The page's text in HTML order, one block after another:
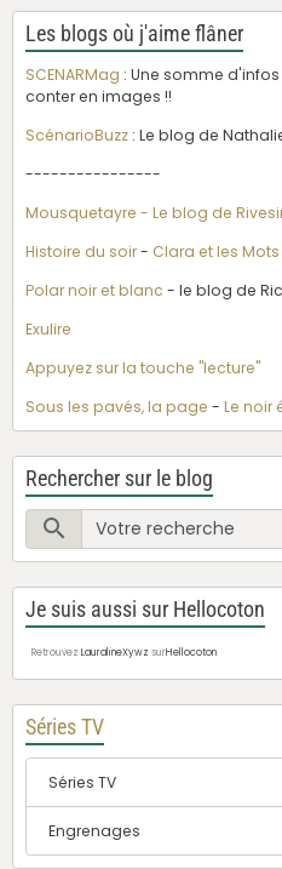
Les blogs où j'aime flâner
SCENARMag : Une somme
conter en images !!
ScénarioBuzz : Le blog de
----------------
Mousquetayre - Le blog de
Histoire du soir- Clara et les Mots
Polar noir et blanc - le blog de
Exulire
Appuyez sur la touche "lecture"
Sous les pavés, la page - Le noir
Rechercher sur le blog
Je suis aussi sur Hellocoton
Retrouvez LauralineXywz surHellocoton
Séries TV
Séries TV
Engrenages